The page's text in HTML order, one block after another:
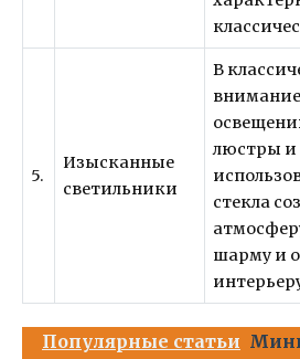
5.
Изысканные
светильники
В
внимание
люстры и
стекла
шарму и
Популярные статьи